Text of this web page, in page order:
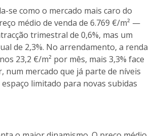
se como o mercado mais caro do
médio de venda de 6.769 €/m² —
trimestral de 0,6%, mas um
de 2,3%. No arrendamento, a renda
23,2 €/m² por mês, mais 3,3% face
num mercado que já parte de níveis
espaço limitado para novas subidas